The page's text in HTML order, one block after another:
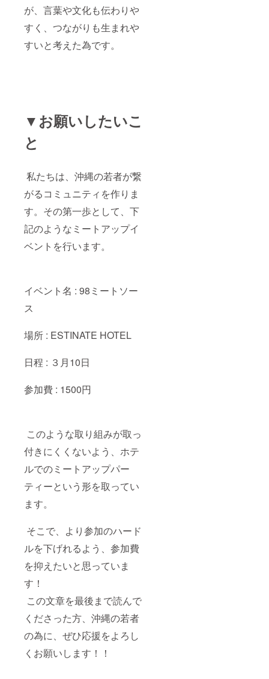
が、言葉や文化も伝わりや
すく、つながりも生まれや
すいと考えた為です。
▼お願いしたいこ
と
私たちは、沖縄の若者が繋
がるコミュニティを作りま
す。その第一歩として、下
記のようなミートアップイ
ベントを行います。
イベント名 : 98ミートソー
ス
場所 : ESTINATE HOTEL
日程 : ３月10日
参加費 : 1500円
このような取り組みが取っ
付きにくくないよう、ホテ
ルでのミートアップパー
ティーという形を取ってい
ます。
そこで、より参加のハード
ルを下げれるよう、参加費
を抑えたいと思っていま
す！
この文章を最後まで読んで
くださった方、沖縄の若者
の為に、ぜひ応援をよろし
くお願いします！！